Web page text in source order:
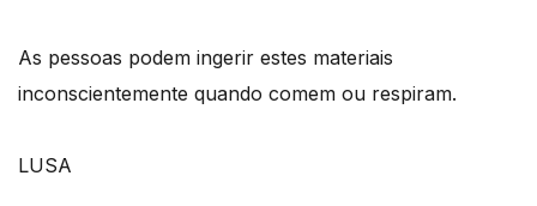
As pessoas podem ingerir estes materiais
inconscientemente quando comem ou respiram.
LUSA